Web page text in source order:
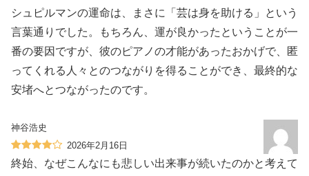
シュピルマンの運命は、まさに「芸は身を助ける」という
言葉通りでした。もちろん、運が良かったということが一
番の要因ですが、彼のピアノの才能があったおかげで、匿
ってくれる人々とのつながりを得ることができ、最終的な
安堵へとつながったのです。
神谷浩史
2026年2月16日
終始、なぜこんなにも悲しい出来事が続いたのかと考えて